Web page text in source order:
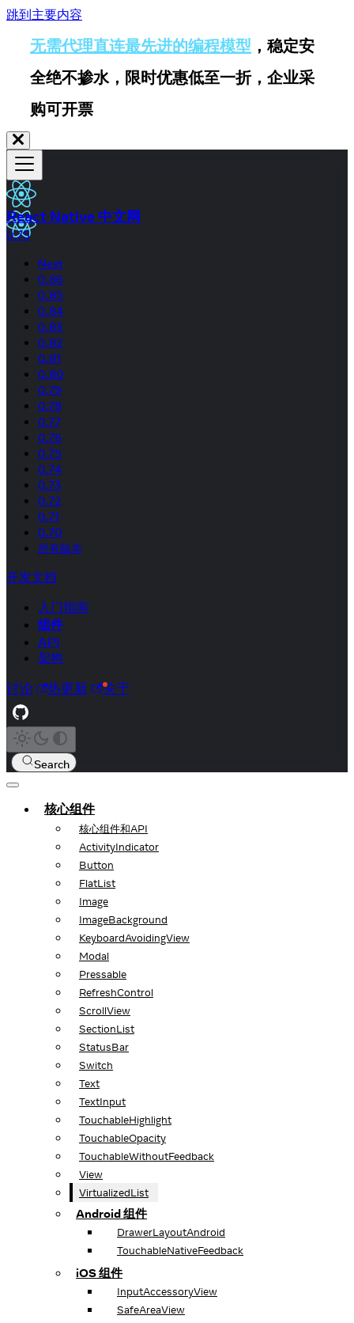
跳到主要内容
无需代理直连最先进的编程模型 ，稳定安
全绝不掺水，限时优惠低至一折，企业采
购可开票
React Native 中文网
0.75
Next
0.86
0.85
0.84
0.83
0.82
0.81
0.80
0.79
0.78
0.77
0.76
0.75
0.74
0.73
0.72
0.71
0.70
所有版本
开发文档
入门指南
组件
API
架构
讨论 热更新 关于
Search
核心组件
核心组件和API
ActivityIndicator
Button
FlatList
Image
ImageBackground
KeyboardAvoidingView
Modal
Pressable
RefreshControl
ScrollView
SectionList
StatusBar
Switch
Text
TextInput
TouchableHighlight
TouchableOpacity
TouchableWithoutFeedback
View
VirtualizedList
Android 组件
DrawerLayoutAndroid
TouchableNativeFeedback
iOS 组件
InputAccessoryView
SafeAreaView